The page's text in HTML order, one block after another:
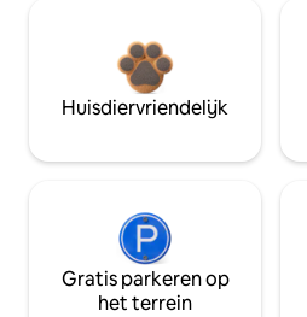
Huisdiervriendelijk
Gratis parkeren op
het terrein